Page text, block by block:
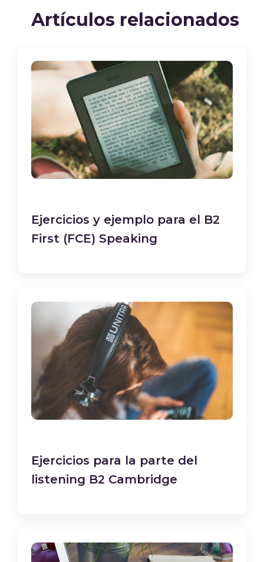
Artículos relacionados
Ejercicios y ejemplo para el B2
First (FCE) Speaking
Ejercicios para la parte del
listening B2 Cambridge